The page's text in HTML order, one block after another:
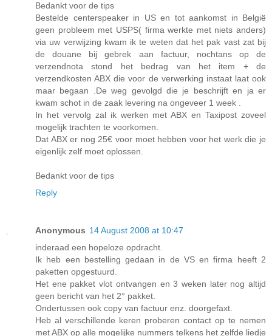
Bedankt voor de tips
Bestelde centerspeaker in US en tot aankomst in België
geen probleem met USPS( firma werkte met niets anders)
via uw verwijzing kwam ik te weten dat het pak vast zat bij
de douane bij gebrek aan factuur, nochtans op de
verzendnota stond het bedrag van het item + de
verzendkosten ABX die voor de verwerking instaat laat ook
maar begaan .De weg gevolgd die je beschrijft en ja er
kwam schot in de zaak levering na ongeveer 1 week .
In het vervolg zal ik werken met ABX en Taxipost zoveel
mogelijk trachten te voorkomen.
Dat ABX er nog 25€ voor moet hebben voor het werk die je
eigenlijk zelf moet oplossen.
Bedankt voor de tips
Reply
Anonymous 14 August 2008 at 10:47
inderaad een hopeloze opdracht.
Ik heb een bestelling gedaan in de VS en firma heeft 2
paketten opgestuurd.
Het ene pakket vlot ontvangen en 3 weken later nog altijd
geen bericht van het 2° pakket.
Ondertussen ook copy van factuur enz. doorgefaxt.
Heb al verschillende keren proberen contact op te nemen
met ABX op alle mogelijke nummers telkens het zelfde liedje